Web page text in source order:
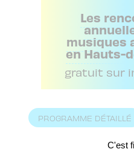
Les
musiques
en Hauts-
gratuit sur
PROGRAMME DÉTAILLÉ
C'est